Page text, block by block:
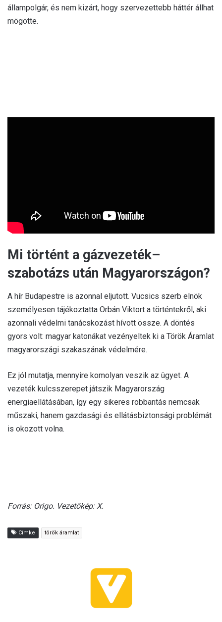
állampolgár, és nem kizárt, hogy szervezettebb háttér állhat
mögötte.
Mi történt a gázvezeték–
szabotázs után Magyarországon?
A hír Budapestre is azonnal eljutott. Vucsics szerb elnök
személyesen tájékoztatta Orbán Viktort a történtekről, aki
azonnali védelmi tanácskozást hívott össze. A döntés
gyors volt: magyar katonákat vezényeltek ki a Török Áramlat
magyarországi szakaszának védelmére.
Ez jól mutatja, mennyire komolyan veszik az ügyet. A
vezeték kulcsszerepet játszik Magyarország
energiaellátásában, így egy sikeres robbantás nemcsak
műszaki, hanem gazdasági és ellátásbiztonsági problémát
is okozott volna.
Forrás: Origo. Vezetőkép: X.
Címke török áramlat